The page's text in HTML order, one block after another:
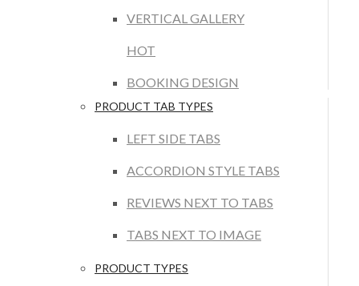
VERTICAL GALLERY
HOT
BOOKING DESIGN
PRODUCT TAB TYPES
LEFT SIDE TABS
ACCORDION STYLE TABS
REVIEWS NEXT TO TABS
TABS NEXT TO IMAGE
PRODUCT TYPES